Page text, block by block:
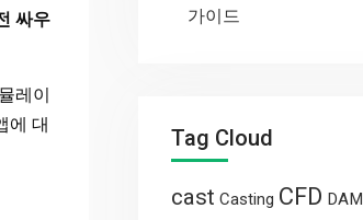
싸우
레이
에 대
가이드
Tag Cloud
cast Casting CFD DAM